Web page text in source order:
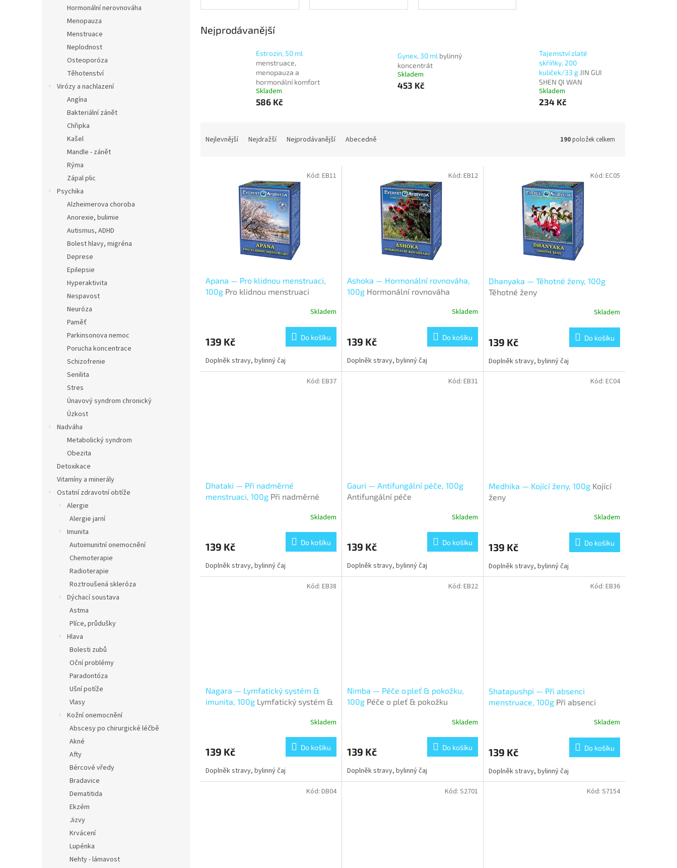
Hormonální nerovnováha
Menopauza
Menstruace
Neplodnost
Osteoporóza
Těhotenství
Virózy a nachlazení
Angína
Bakteriální zánět
Chřipka
Kašel
Mandle - zánět
Rýma
Zápal plic
Psychika
Alzheimerova choroba
Anorexie, bulimie
Autismus, ADHD
Bolest hlavy, migréna
Deprese
Epilepsie
Hyperaktivita
Nespavost
Neuróza
Paměť
Parkinsonova nemoc
Porucha koncentrace
Schizofrenie
Senilita
Stres
Únavový syndrom chronický
Úzkost
Nadváha
Metabolický syndrom
Obezita
Detoxikace
Vitamíny a minerály
Ostatní zdravotní obtíže
Alergie
Alergie jarní
Imunita
Autoimunitní onemocnění
Chemoterapie
Radioterapie
Roztroušená skleróza
Dýchací soustava
Astma
Plíce, průdušky
Hlava
Bolesti zubů
Oční problémy
Paradontóza
Ušní potíže
Vlasy
Kožní onemocnění
Abscesy po chirurgické léčbě
Akné
Afty
Bércové vředy
Bradavice
Dematitida
Ekzém
Jizvy
Krvácení
Lupénka
Nehty - lámavost
Nejprodávanější
Estrozin, 50 ml
menstruace,
menopauza a
hormonální komfort
Skladem
586 Kč
Gynex, 30 ml bylinný
koncentrát
Skladem
453 Kč
Tajemství zlaté
skříňky, 200
kuliček/33 gJIN GUI
SHEN QI WAN
Skladem
234 Kč
Nejlevnější Nejdražší Nejprodávanější Abecedně 190položek celkem
Apana — Pro klidnou menstruaci,
100g Pro klidnou menstruaci
Skladem
139 Kč Do košíku
Doplněk stravy, bylinný čaj
Kód: EB11
Ashoka — Hormonální rovnováha,
100g Hormonální rovnováha
Skladem
139 Kč Do košíku
Doplněk stravy, bylinný čaj
Kód: EB12
Dhanyaka — Těhotné ženy, 100g
Těhotné ženy
Skladem
139 Kč Do košíku
Doplněk stravy, bylinný čaj
Kód: EC05
Dhataki — Při nadměrné
menstruaci, 100g Při nadměrné
Skladem
139 Kč Do košíku
Doplněk stravy, bylinný čaj
Kód: EB37
Gauri — Antifungální péče, 100g
Antifungální péče
Skladem
139 Kč Do košíku
Doplněk stravy, bylinný čaj
Kód: EB31
Medhika — Kojící ženy, 100g Kojící
ženy
Skladem
139 Kč Do košíku
Doplněk stravy, bylinný čaj
Kód: EC04
Nagara — Lymfatický systém &
imunita, 100g Lymfatický systém &
Skladem
139 Kč Do košíku
Doplněk stravy, bylinný čaj
Kód: EB38
Nimba — Péče o pleť & pokožku,
100g Péče o pleť & pokožku
Skladem
139 Kč Do košíku
Doplněk stravy, bylinný čaj
Kód: EB22
Shatapushpi — Při absenci
menstruace, 100g Při absenci
Skladem
139 Kč Do košíku
Doplněk stravy, bylinný čaj
Kód: EB36
Kód: DB04 Kód: S2701 Kód: S7154